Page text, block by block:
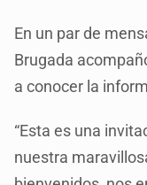
En un par de
Brugada
a conocer la
“Esta es una
nuestra